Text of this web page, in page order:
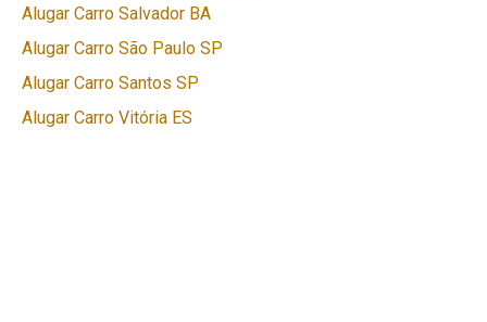
Alugar Carro Salvador BA
Alugar Carro São Paulo SP
Alugar Carro Santos SP
Alugar Carro Vitória ES